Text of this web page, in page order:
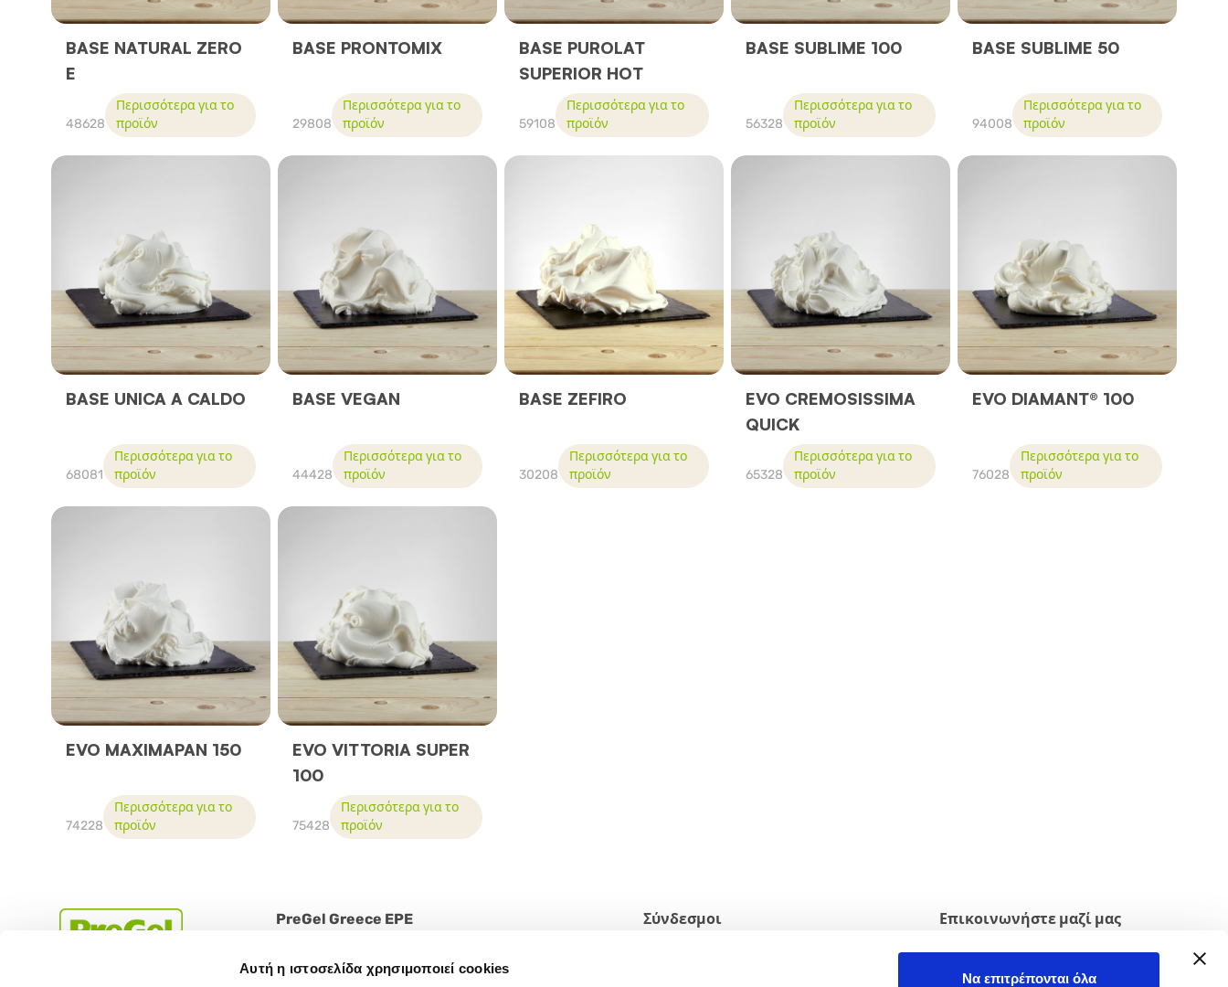
Αυτή η ιστοσελίδα χρησιμοποιεί cookies
Να επιτρέπονται όλα
BASE NATURAL ZERO
E
48628
Περισσότερα για το
προϊόν
BASE PRONTOMIX
29808
Περισσότερα για το
προϊόν
BASE PUROLAT
SUPERIOR HOT
59108
Περισσότερα για το
προϊόν
BASE SUBLIME 100
56328
Περισσότερα για το
προϊόν
BASE SUBLIME 50
94008
Περισσότερα για το
προϊόν
BASE UNICA A CALDO
68081
Περισσότερα για το
προϊόν
BASE VEGAN
44428
Περισσότερα για το
προϊόν
BASE ZEFIRO
30208
Περισσότερα για το
προϊόν
EVO CREMOSISSIMA
QUICK
65328
Περισσότερα για το
προϊόν
EVO DIAMANT® 100
76028
Περισσότερα για το
προϊόν
EVO MAXIMAPAN 150
74228
Περισσότερα για το
προϊόν
EVO VITTORIA SUPER
100
75428
Περισσότερα για το
προϊόν
PreGel Greece EPE Σύνδεσμοι Επικοινωνήστε μαζί μας
Παρακαλούμε μην διστάσετε να
επικοινωνήσετε μαζί μας για